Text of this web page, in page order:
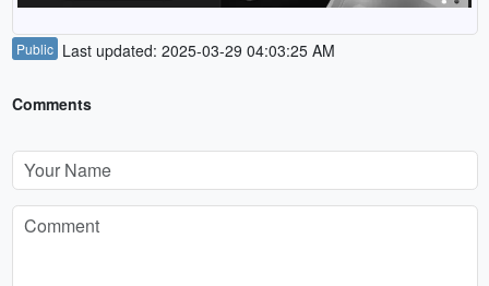
Public Last updated: 2025-03-29 04:03:25 AM
Comments